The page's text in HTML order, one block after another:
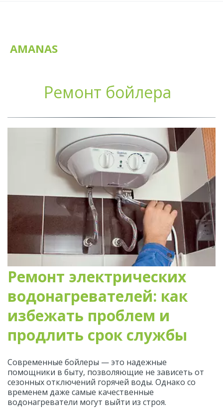
AMANAS
Ремонт бойлера
Ремонт электрических
водонагревателей: как
избежать проблем и
продлить срок службы
Современные бойлеры — это надежные
помощники в быту, позволяющие не зависеть от
сезонных отключений горячей воды. Однако со
временем даже самые качественные
водонагреватели могут выйти из строя.